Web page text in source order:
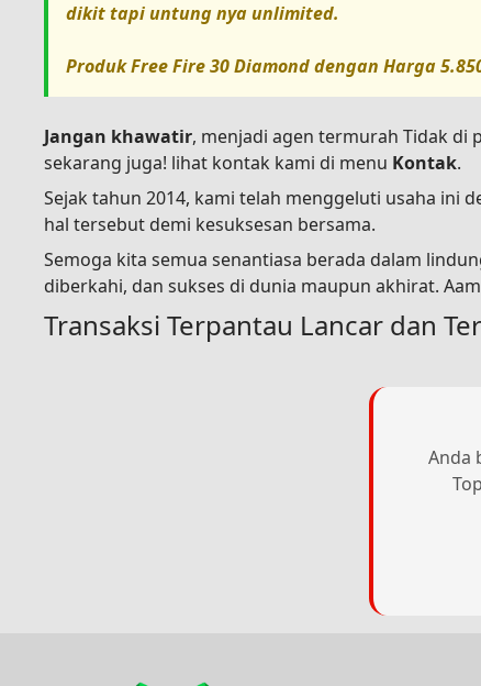
dikit tapi untung nya unlimited.
ProdukFree Fire 30 Diamonddengan Harga
Jangan khawatir, menjadi agen termurah Tidak di
sekarang juga! lihat kontak kami di menu Kontak.
Sejak tahun 2014, kami telah menggeluti usaha ini
hal tersebut demi kesuksesan bersama.
Semoga kita semua senantiasa berada dalam
diberkahi, dan sukses di dunia maupun akhirat.
Transaksi Terpantau Lancar dan
Anda